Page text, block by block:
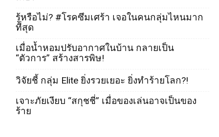
รู้หรือไม่? #โรคซึมเศร้า เจอในคนกลุ่มไหนมาก
ที่สุด
เมื่อน้ำหอมปรับอากาศในบ้าน กลายเป็น
“ตัวการ” สร้างสารพิษ!
วิจัยชี้ กลุ่ม Elite ยิ่งรวยเยอะ ยิ่งทำร้ายโลก?!
เจาะภัยเงียบ “สกุชชี่” เมื่อของเล่นอาจเป็นของ
ร้าย